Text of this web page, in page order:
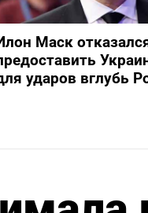
Маск
ударов вглубь